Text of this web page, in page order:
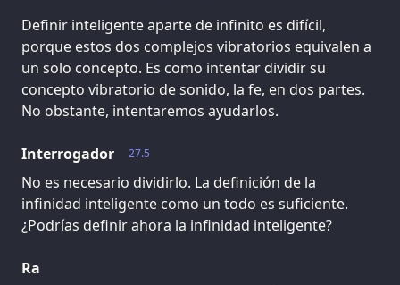
Definir inteligente aparte de infinito es difícil,
porque estos dos complejos vibratorios equivalen a
un solo concepto. Es como intentar dividir su
concepto vibratorio de sonido, la fe, en dos partes.
No obstante, intentaremos ayudarlos.
27.5
Interrogador
No es necesario dividirlo. La definición de la
infinidad inteligente como un todo es suficiente.
¿Podrías definir ahora la infinidad inteligente?
Ra